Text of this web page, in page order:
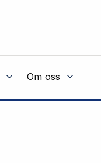
Om oss